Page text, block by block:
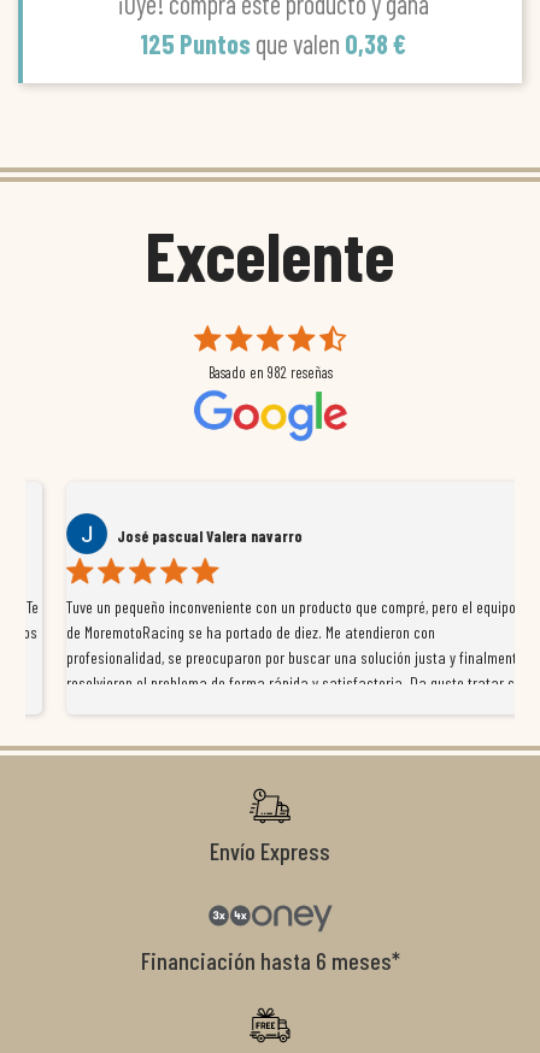
125 Puntos que valen 0,38 €
Excelente
Basado en 982 reseñas
José pascual Valera navarro
Tuve un pequeño inconveniente con un producto que compré, pero el equipo
de MoremotoRacing se ha portado de diez. Me atendieron con
profesionalidad, se preocuparon por buscar una solución justa y finalmente
resolvieron el problema de forma rápida y satisfactoria. Da gusto tratar con
recomendables.
Envío Express
Financiación hasta 6 meses*